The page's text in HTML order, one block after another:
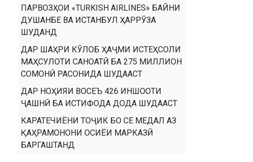
ПАРВОЗҲОИ «TURKISH AIRLINES» БАЙНИ
ДУШАНБЕ ВА ИСТАНБУЛ ҲАРРӮЗА
ШУДАНД
ДАР ШАҲРИ КӮЛОБ ҲАҶМИ ИСТЕҲСОЛИ
МАҲСУЛОТИ САНОАТӢ БА 275 МИЛЛИОН
СОМОНӢ РАСОНИДА ШУДААСТ
ДАР НОҲИЯИ ВОСЕЪ 426 ИНШООТИ
ҶАШНӢ БА ИСТИФОДА ДОДА ШУДААСТ
КАРАТЕЧИЁНИ ТОҶИК БО СЕ МЕДАЛ АЗ
ҚАҲРАМОНОНИ ОСИЁИ МАРКАЗӢ
БАРГАШТАНД